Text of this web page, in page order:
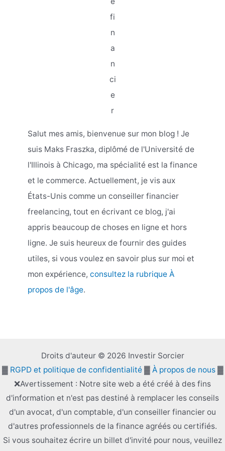
fi
n
a
n
ci
e
r
Salut mes amis, bienvenue sur mon blog ! Je
suis Maks Fraszka, diplômé de l'Université de
l'Illinois à Chicago, ma spécialité est la finance
et le commerce. Actuellement, je vis aux
États-Unis comme un conseiller financier
freelancing, tout en écrivant ce blog, j'ai
appris beaucoup de choses en ligne et hors
ligne. Je suis heureux de fournir des guides
utiles, si vous voulez en savoir plus sur moi et
mon expérience, consultez la rubrique À
propos de l'âge.
Droits d'auteur © 2026 Investir Sorcier
▓ RGPD et politique de confidentialité▓ À propos de nous▓
❌Avertissement : Notre site web a été créé à des fins
d'information et n'est pas destiné à remplacer les conseils
d'un avocat, d'un comptable, d'un conseiller financier ou
d'autres professionnels de la finance agréés ou certifiés.
Si vous souhaitez écrire un billet d'invité pour nous, veuillez